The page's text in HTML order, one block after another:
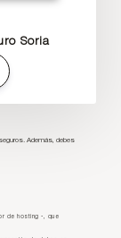
Soria
Además, debes
de hosting -, que